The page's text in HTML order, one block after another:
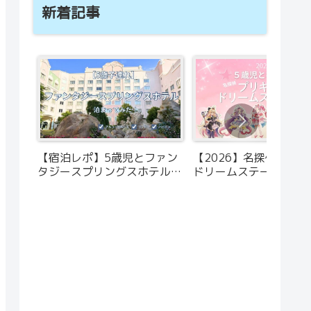
新着記事
【宿泊レポ】5歳児とファン
タジースプリングスホテルに
【2026】名探偵プリ
ドリームステージに5